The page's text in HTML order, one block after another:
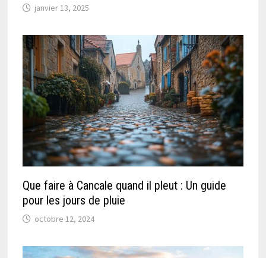
janvier 13, 2025
Que faire à Cancale quand il pleut : Un guide
pour les jours de pluie
octobre 12, 2024